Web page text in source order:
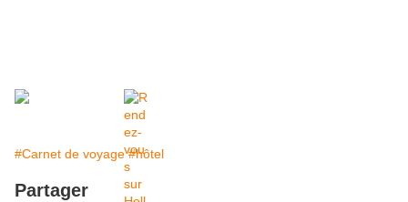
#Carnet de voyage #hôtel
Partager